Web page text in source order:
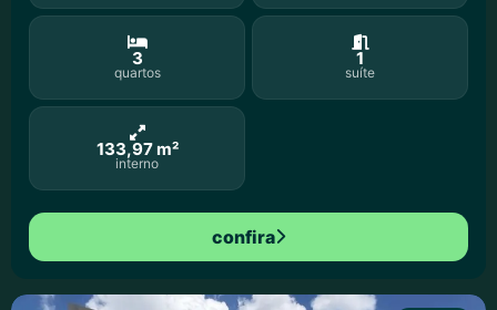
3
quartos
1
suíte
133,97 m²
interno
confira